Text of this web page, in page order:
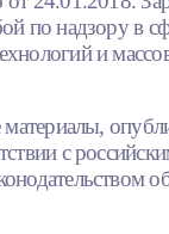
по надзору в
и
с